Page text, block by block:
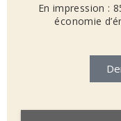
En impression :
économie